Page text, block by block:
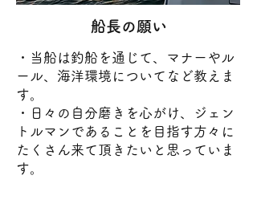
船長の願い
・当船は釣船を通じて、マナーやル
ール、海洋環境についてなど教えま
す。
・日々の自分磨きを心がけ、ジェン
トルマンであることを目指す方々に
たくさん来て頂きたいと思っていま
す。